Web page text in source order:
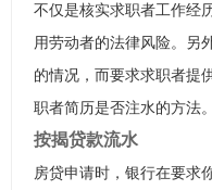
不仅是核实求职者工作经
用劳动者的法律风险。另
的情况，而要求求职者提
职者简历是否注水的方法。
按揭贷款流水
房贷申请时，银行在要求